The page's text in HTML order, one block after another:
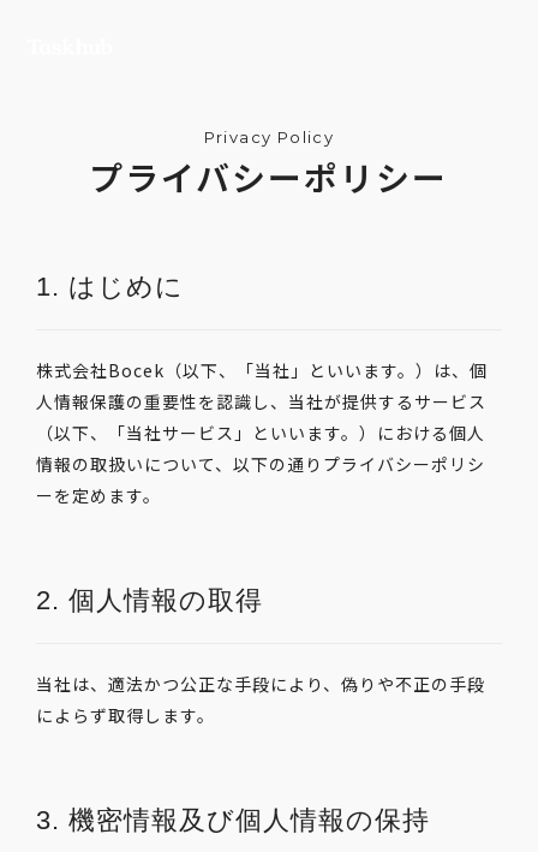
Privacy Policy
プライバシーポリシー
1. はじめに
株式会社Bocek（以下、「当社」といいます。）は、個
人情報保護の重要性を認識し、当社が提供するサービス
（以下、「当社サービス」といいます。）における個人
情報の取扱いについて、以下の通りプライバシーポリシ
ーを定めます。
2. 個人情報の取得
当社は、適法かつ公正な手段により、偽りや不正の手段
によらず取得します。
3. 機密情報及び個人情報の保持